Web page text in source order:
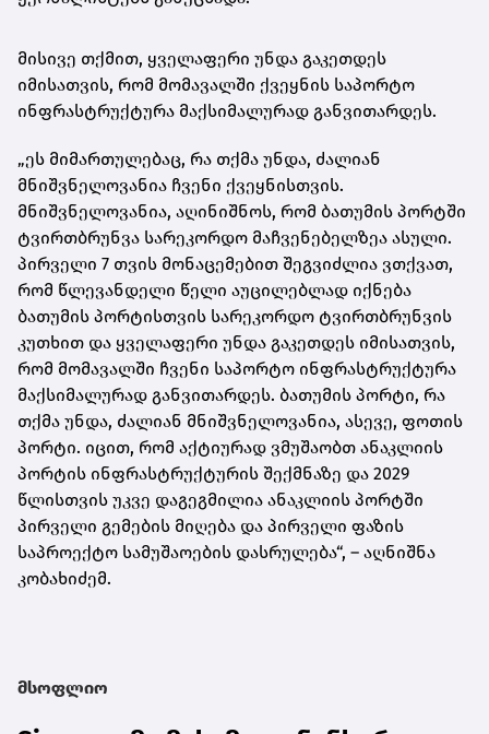
მისივე თქმით, ყველაფერი უნდა გაკეთდეს
იმისათვის, რომ მომავალში ქვეყნის საპორტო
ინფრასტრუქტურა მაქსიმალურად განვითარდეს.
„ეს მიმართულებაც, რა თქმა უნდა, ძალიან
მნიშვნელოვანია ჩვენი ქვეყნისთვის.
მნიშვნელოვანია, აღინიშნოს, რომ ბათუმის პორტში
ტვირთბრუნვა სარეკორდო მაჩვენებელზეა ასული.
პირველი 7 თვის მონაცემებით შეგვიძლია ვთქვათ,
რომ წლევანდელი წელი აუცილებლად იქნება
ბათუმის პორტისთვის სარეკორდო ტვირთბრუნვის
კუთხით და ყველაფერი უნდა გაკეთდეს იმისათვის,
რომ მომავალში ჩვენი საპორტო ინფრასტრუქტურა
მაქსიმალურად განვითარდეს. ბათუმის პორტი, რა
თქმა უნდა, ძალიან მნიშვნელოვანია, ასევე, ფოთის
პორტი. იცით, რომ აქტიურად ვმუშაობთ ანაკლიის
პორტის ინფრასტრუქტურის შექმნაზე და 2029
წლისთვის უკვე დაგეგმილია ანაკლიის პორტში
პირველი გემების მიღება და პირველი ფაზის
საპროექტო სამუშაოების დასრულება“, – აღნიშნა
კობახიძემ.
მსოფლიო